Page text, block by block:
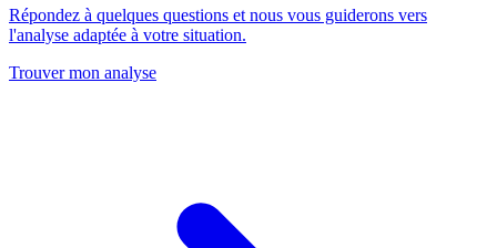
Répondez à quelques questions et nous vous guiderons vers
l'analyse adaptée à votre situation.
Trouver mon analyse